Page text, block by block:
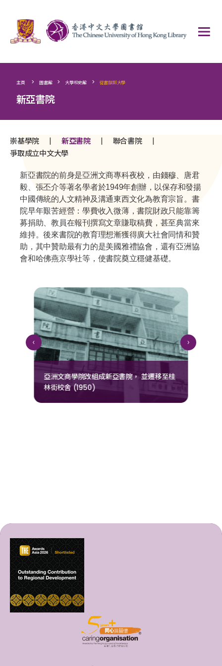
主頁 > 圖書館 > 大學校史館 > 從書院到大學
新亞書院
崇基學院 | 新亞書院 | 聯合書院 |
爭取成立中文大學
新亞書院的前身是亞洲文商專科夜校，由錢穆、唐君
毅、張丕介等著名學者於1949年創辦，以保存和發揚
中國傳統的人文精神及溝通東西文化為教育宗旨。書
院早年艱苦經營：學費收入微薄，書院財政只能靠籌
募捐助、教員在報刊撰寫文章賺取稿費，甚至典當來
維持。後來書院的教育理想漸獲得廣大社會同情和贊
助，其中贊助最有力的是美國雅禮協會，還有亞洲協
會和哈佛燕京學社等，使書院奠立穩健基礎。
亞洲文商學院改組成新亞書院， 並遷移至桂
林街校舍 (1950)